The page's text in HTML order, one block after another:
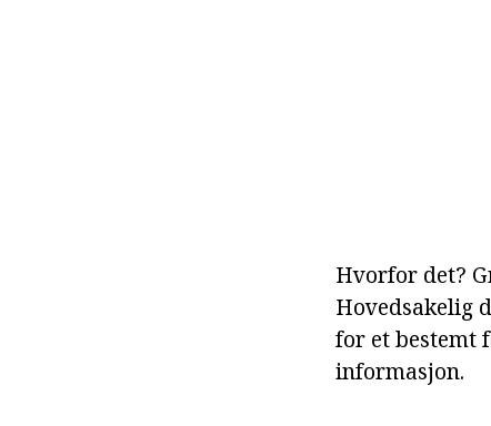
Hvorfor det?
Hovedsakelig
for et bestemt
informasjon.